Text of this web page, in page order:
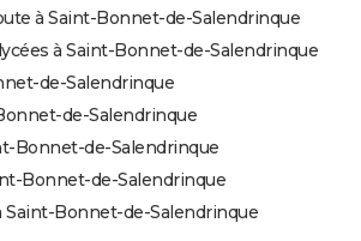
à Saint-Bonnet-de-Salendrinque
à Saint-Bonnet-de-Salendrinque
de-Salendrinque
de-Salendrinque
Bonnet-de-Salendrinque
Bonnet-de-Salendrinque
Bonnet-de-Salendrinque